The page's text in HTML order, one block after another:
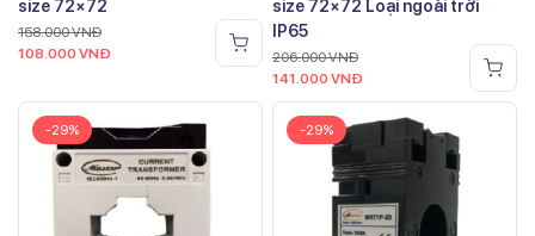
size 72×72
158.000VNĐ
108.000 VNĐ
size 72×72 Loại ngoài trời
IP65
206.000VNĐ
141.000 VNĐ
-29% -29%